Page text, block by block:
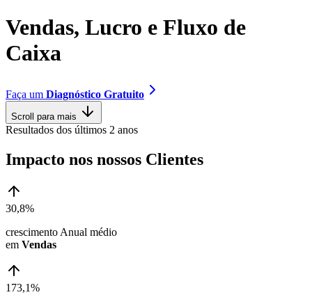
Vendas, Lucro e Fluxo de
Caixa
Faça um Diagnóstico Gratuito
Scroll para mais
Resultados dos últimos 2 anos
Impacto nos nossos Clientes
30,8%
crescimento Anual médio
em Vendas
173,1%